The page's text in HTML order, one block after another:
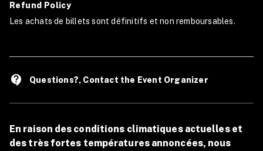
En raison des conditions climatiques actuelles et
des très fortes températures annoncées, nous
Refund Policy
Les achats de billets sont définitifs et non remboursables.
contact_support Questions?, Contact the Event Organizer